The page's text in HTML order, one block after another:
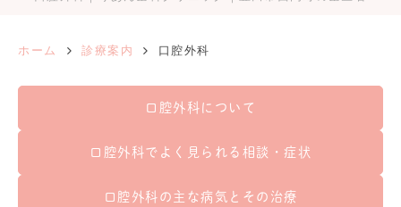
ホーム 診療案内 口腔外科
口腔外科について
口腔外科でよく見られる相談・症状
口腔外科の主な病気とその治療